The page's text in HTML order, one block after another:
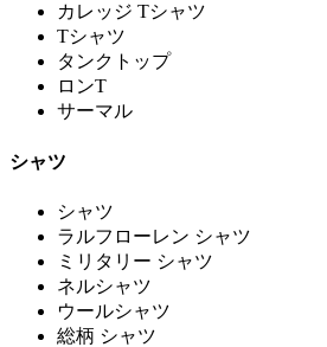
カレッジ Tシャツ
Tシャツ
タンクトップ
ロンT
サーマル
シャツ
シャツ
ラルフローレン シャツ
ミリタリー シャツ
ネルシャツ
ウールシャツ
総柄 シャツ